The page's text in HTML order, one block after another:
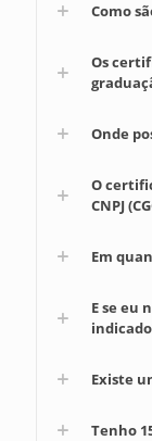
Como
Os
Onde
O
CNPJ
Em
E se eu
Existe
Tenho